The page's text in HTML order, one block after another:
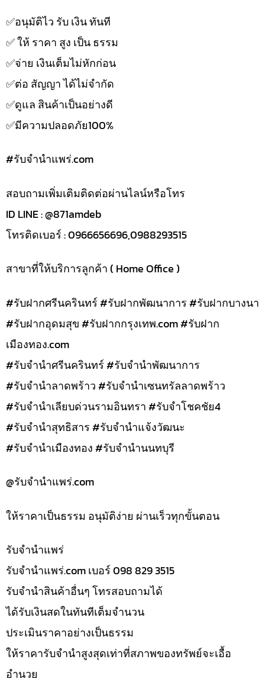
✅️อนุมัติไว รับ เงิน ทันที
✅️ ให้ ราคา สูง เป็น ธรรม
✅️จ่าย เงินเต็มไม่หักก่อน
✅️ต่อ สัญญา ได้ไม่จำกัด
✅️ดูแล สินค้าเป็นอย่างดี
✅️มีความปลอดภัย100%
#รับจํานําแพร่.com
สอบถามเพิ่มเติมติดต่อผ่านไลน์หรือโทร
ID LINE : @871amdeb
โทรติดเบอร์ : 0966656696,0988293515
สาขาที่ให้บริการลูกค้า ( Home Office )
#รับฝากศรีนครินทร์ #รับฝากพัฒนาการ #รับฝากบางนา
#รับฝากอุดมสุข #รับฝากกรุงเทพ.com #รับฝาก
เมืองทอง.com
#รับจำนำศรีนครินทร์ #รับจำนำพัฒนาการ
#รับจำนำลาดพร้าว #รับจำนำเซนทรัลลาดพร้าว
#รับจำนำเลียบด่วนรามอินทรา #รับจำโชคชัย4
#รับจำนำสุทธิสาร #รับจำนำแจ้งวัฒนะ
#รับจำนำเมืองทอง #รับจำนำนนทบุรี
@รับจํานําแพร่.com
ให้ราคาเป็นธรรม อนุมัติง่าย ผ่านเร็วทุกขั้นตอน
รับจํานำแพร่
รับจํานําแพร่.com เบอร์ 098 829 3515
รับจำนำสินค้าอื่นๆ โทรสอบถามได้
ได้รับเงินสดในทันทีเต็มจำนวน
ประเมินราคาอย่างเป็นธรรม
ให้ราคารับจำนำสูงสุดเท่าที่สภาพของทรัพย์จะเอื้อ
อำนวย